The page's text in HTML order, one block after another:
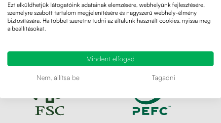
Ezt elküldhetjük látogatóink adatainak elemzésére, webhelyünk fejlesztésére,
személyre szabott tartalom megjelenítésére és nagyszerű webhely-élmény
biztosítására. Ha többet szeretne tudni az általunk használt cookies, nyissa meg
a beállításokat.
Mindent elfogad
Nem, állítsa be Tagadni